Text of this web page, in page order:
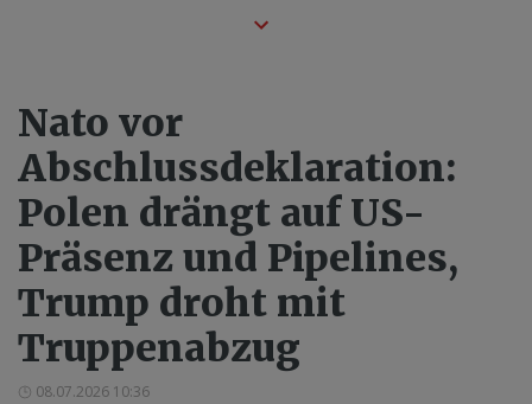
Nato vor
Abschlussdeklaration:
Polen drängt auf US-
Präsenz und Pipelines,
Trump droht mit
Truppenabzug
08.07.2026 10:36